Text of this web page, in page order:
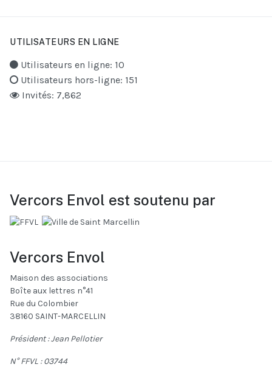
UTILISATEURS EN LIGNE
Utilisateurs en ligne: 10
Utilisateurs hors-ligne: 151
Invités: 7,862
Vercors Envol est soutenu par
Vercors Envol
Maison des associations
Boîte aux lettres n°41
Rue du Colombier
38160 SAINT-MARCELLIN
Président : Jean Pellotier
N° FFVL :03744